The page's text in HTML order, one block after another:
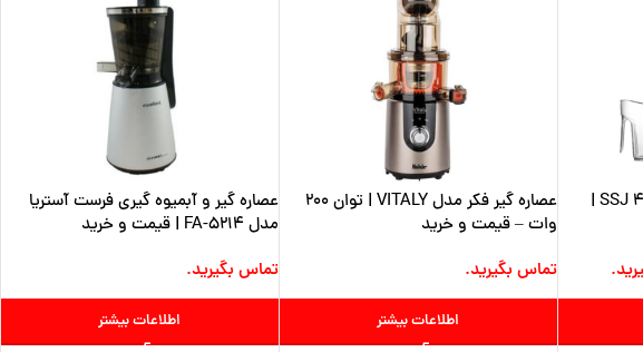
عصاره گیر سنکور مدل SSJ 4070SL |
عصاره گیر فکر مدل VITALY | توان 200
وات – قیمت و خرید
تماس بگیرید.
اطلاعات بیشتر
عصاره گیر و آبمیوه گیری فرست آستریا
مدل FA-5214 | قیمت و خرید
تماس بگیرید.
اطلاعات بیشتر